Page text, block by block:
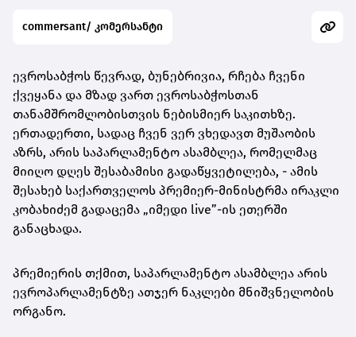
commersant/ კომერსანტი
ევროსაბჭოს წევრად, ბუნებრივია, რჩება ჩვენი
ქვეყანა და მზად ვართ ევროსაბჭოსთან
თანამშრომლობისთვის ნებისმიერ საკითხზე.
ერთადერთი, სადაც ჩვენ ვერ ვხედავთ მუშაობის
აზრს, არის საპარლამენტო ასამბლეა, რომელმაც
მიიღო დღეს შესაბამისი გადაწყვეტილება, - ამის
შესახებ საქართველოს პრემიერ-მინისტრმა ირაკლი
კობახიძემ გადაცემა „იმედი live”-ის ეთერში
განაცხადა.
პრემიერის თქმით, საპარლამენტო ასამბლეა არის
ევროპარლამენტზე ათჯერ ნაკლები მნიშვნელობის
ორგანო.